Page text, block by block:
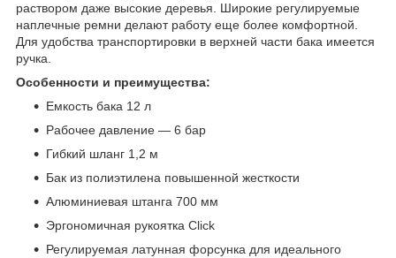
раствором даже высокие деревья. Широкие регулируемые
наплечные ремни делают работу еще более комфортной.
Для удобства транспортировки в верхней части бака имеется
ручка.
Особенности и преимущества:
Емкость бака 12 л
Рабочее давление — 6 бар
Гибкий шланг 1,2 м
Бак из полиэтилена повышенной жесткости
Алюминиевая штанга 700 мм
Эргономичная рукоятка Click
Регулируемая латунная форсунка для идеального